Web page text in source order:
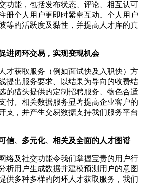
功能，包括发布状态、评论、相互认可
册个人用户更即时紧密互动。个人用户
等的活跃度及黏性，并提高人才库的真
进闭环交易，实现变现机会
才获取服务（例如面试快及入职快）方
提出服务要求、以结果为导向的收费结
的猎头提供的定制招聘服务、物色合适
付。相关数据服务显著提高企业客户的
支，并产生交易数据支持我们服务平台
信、多元化、相关及全面的人才图谱
络及社交功能令我们掌握宝贵的用户行
析用户生成数据并建模预测用户的意图
供多种多样的闭环人才获取服务，我们